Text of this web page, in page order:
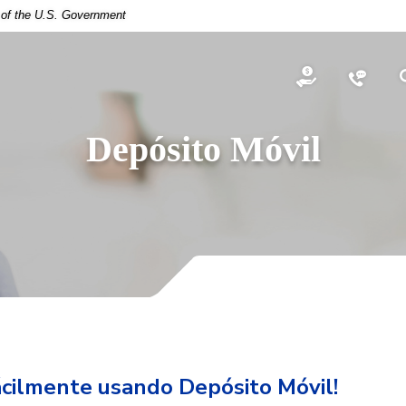
the U.S. Government
Open an
Depósito Móvil
usando Depósito Móvil!